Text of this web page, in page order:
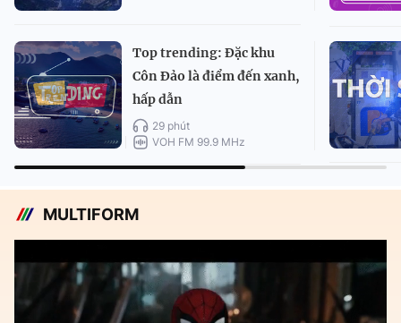
Top trending: Đặc khu
Côn Đảo là điểm đến xanh,
hấp dẫn
29 phút
VOH FM 99.9 MHz
MULTIFORM